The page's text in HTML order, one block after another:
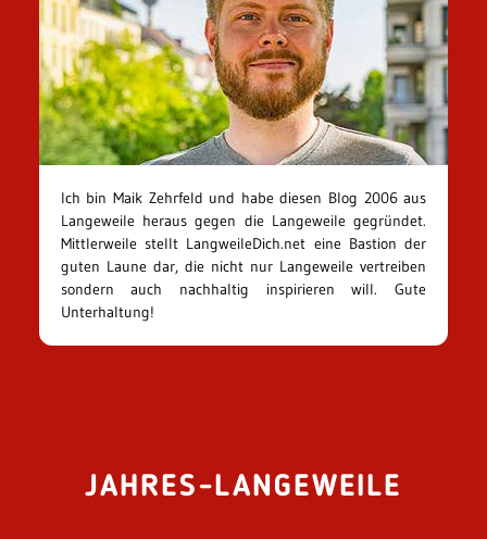
Ich bin Maik Zehrfeld und habe diesen Blog 2006 aus
Langeweile heraus gegen die Langeweile gegründet.
Mittlerweile stellt LangweileDich.net eine Bastion der
guten Laune dar, die nicht nur Langeweile vertreiben
sondern auch nachhaltig inspirieren will. Gute
Unterhaltung!
JAHRES-LANGEWEILE